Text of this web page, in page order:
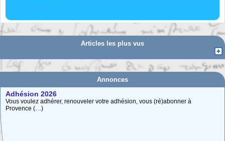
Articles les plus vus
Annonces
Adhésion 2026
Vous voulez adhérer, renouveler votre adhésion, vous (ré)abonner à
Provence (…)